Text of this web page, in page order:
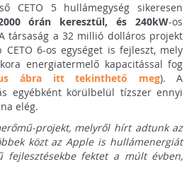
CETO 5 hullámegység sikeresen
órán keresztül, és 240kW-os
társaság a 32 millió dolláros projekt
CETO 6-os egységet is fejleszt, mely
energiatermelő kapacitással fog
ábra itt tekinthető meg). A
egyébként körülbelül tízszer ennyi
elég.
projekt, melyről hírt adtunk az
közt az Apple is hullámenergiát
fejlesztésekbe fektet a múlt évben,